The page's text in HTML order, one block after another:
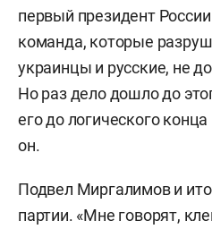
первый президент России
команда, которые
украинцы и русские, не
Но раз дело дошло до
его до логического
он.
Подвел Миргалимов и
партии. «Мне говорят,